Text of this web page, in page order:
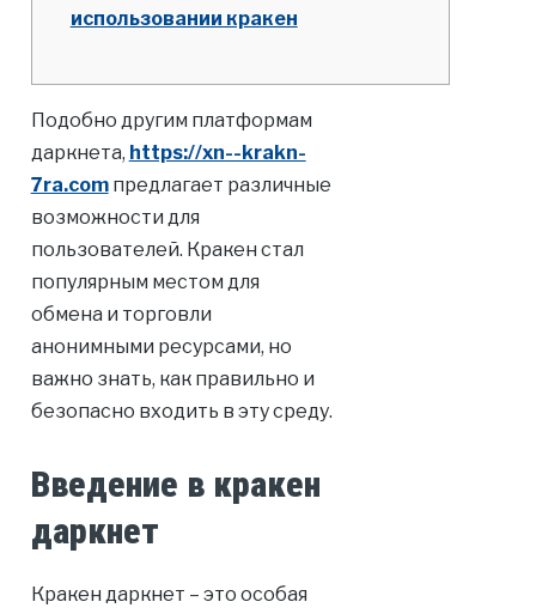
использовании кракен
Подобно другим платформам
даркнета, https://xn--krakn-
7ra.comпредлагает различные
возможности для
пользователей. Кракен стал
популярным местом для
обмена и торговли
анонимными ресурсами, но
важно знать, как правильно и
безопасно входить в эту среду.
Введение в кракен
даркнет
Кракен даркнет – это особая